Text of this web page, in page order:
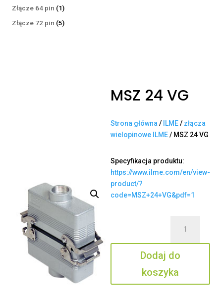
produkty
Złącze 64 pin 11
produkt
Złącze 72 pin 55
MSZ 24 VG
Strona główna / ILME/ złącza
wielopinowe ILME/ MSZ 24 VG
Specyfikacja produktu:
https://www.ilme.com/en/view-
product/?
code=MSZ+24+VG&pdf=1
24
VG
Dodaj do
koszyka